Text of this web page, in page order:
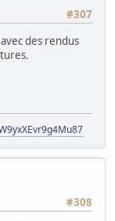
#307
des rendus
#308